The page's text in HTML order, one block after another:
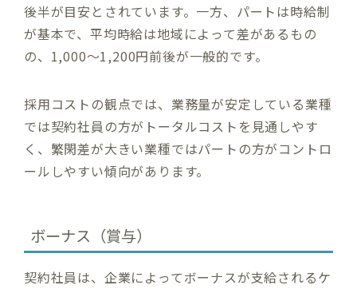
後半が目安とされています。一方、パートは時給制
が基本で、平均時給は地域によって差があるもの
の、1,000〜1,200円前後が一般的です。
採用コストの観点では、業務量が安定している業種
では契約社員の方がトータルコストを見通しやす
く、繁閑差が大きい業種ではパートの方がコントロ
ールしやすい傾向があります。
ボーナス（賞与）
契約社員は、企業によってボーナスが支給されるケ